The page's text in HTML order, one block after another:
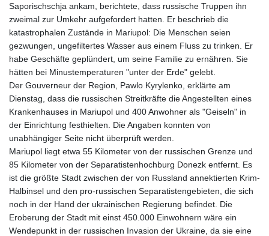
Saporischschja ankam, berichtete, dass russische Truppen ihn
zweimal zur Umkehr aufgefordert hatten. Er beschrieb die
katastrophalen Zustände in Mariupol: Die Menschen seien
gezwungen, ungefiltertes Wasser aus einem Fluss zu trinken. Er
habe Geschäfte geplündert, um seine Familie zu ernähren. Sie
hätten bei Minustemperaturen "unter der Erde" gelebt.
Der Gouverneur der Region, Pawlo Kyrylenko, erklärte am
Dienstag, dass die russischen Streitkräfte die Angestellten eines
Krankenhauses in Mariupol und 400 Anwohner als "Geiseln" in
der Einrichtung festhielten. Die Angaben konnten von
unabhängiger Seite nicht überprüft werden.
Mariupol liegt etwa 55 Kilometer von der russischen Grenze und
85 Kilometer von der Separatistenhochburg Donezk entfernt. Es
ist die größte Stadt zwischen der von Russland annektierten Krim-
Halbinsel und den pro-russischen Separatistengebieten, die sich
noch in der Hand der ukrainischen Regierung befindet. Die
Eroberung der Stadt mit einst 450.000 Einwohnern wäre ein
Wendepunkt in der russischen Invasion der Ukraine, da sie eine